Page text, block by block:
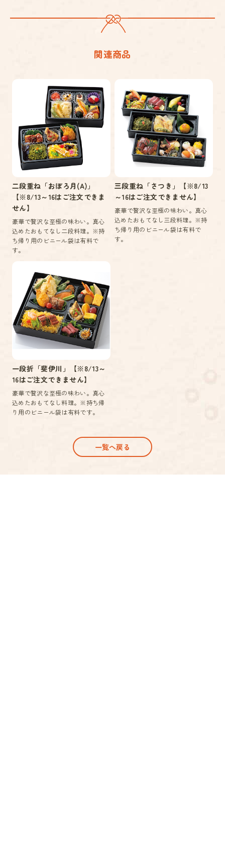
関連商品
二段重ね「おぼろ月(A)」
【※8/13～16はご注文できま
せん】
豪華で贅沢な至極の味わい。真心
込めたおもてなし二段料理。※持
ち帰り用のビニール袋は有料で
す。
三段重ね「さつき」【※8/13
～16はご注文できません】
豪華で贅沢な至極の味わい。真心
込めたおもてなし三段料理。※持
ち帰り用のビニール袋は有料で
す。
一段折「斐伊川」【※8/13～
16はご注文できません】
豪華で贅沢な至極の味わい。真心
込めたおもてなし料理。※持ち帰
り用のビニール袋は有料です。
一覧へ戻る